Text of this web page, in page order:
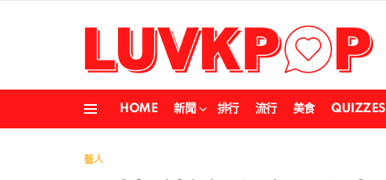
HOME 新聞 排行 流行 美食 QUIZZES
藝人